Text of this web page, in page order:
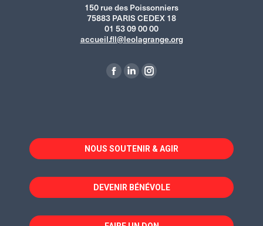
150 rue des Poissonniers
75883 PARIS CEDEX 18
01 53 09 00 00
accueil.fll@leolagrange.org
La
dans
une
fenêtre
La
dans
une
fenêtre
La
dans
une
fenêtre
NOUS SOUTENIR & AGIR
DEVENIR BÉNÉVOLE